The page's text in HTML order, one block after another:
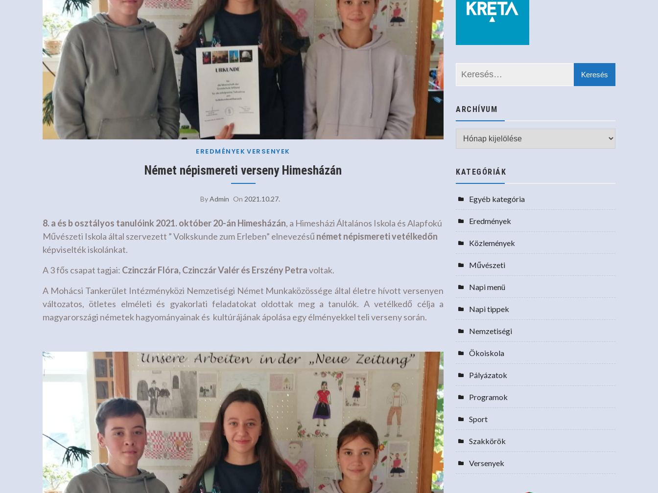
EREDMÉNYEK VERSENYEK
Német népismereti verseny Himesházán
ByAdmin On 2021.10.27.
8. a és b osztályos tanulóink 2021. október 20-án Himesházán, a Himesházi Általános Iskola és Alapfokú
Művészeti Iskola által szervezett ” Volkskunde zum Erleben” elnevezésű német népismereti vetélkedőn
képviselték iskolánkat.
A 3 fős csapat tagjai: Czinczár Flóra, Czinczár Valér és Erszény Petravoltak.
A Mohácsi Tankerület Intézményközi Nemzetiségi Német Munkaközössége által életre hívott versenyen
változatos, ötletes elméleti és gyakorlati feladatokat oldottak meg a tanulók. A vetélkedő célja a
magyarországi németek hagyományainak és kultúrájának ápolása egy élményekkel teli verseny során.
ARCHÍVUM
Archívum
KATEGÓRIÁK
Egyéb kategória
Eredmények
Közlemények
Művészeti
Napi menü
Napi tippek
Nemzetiségi
Ökoiskola
Pályázatok
Programok
Sport
Szakkörök
Versenyek